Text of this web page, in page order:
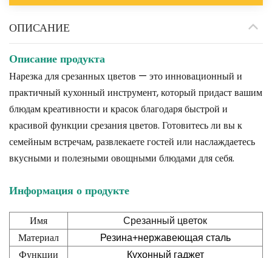
ОПИСАНИЕ
Описание продукта
Нарезка для срезанных цветов — это инновационный и
практичный кухонный инструмент, который придаст вашим
блюдам креативности и красок благодаря быстрой и
красивой функции срезания цветов. Готовитесь ли вы к
семейным встречам, развлекаете гостей или наслаждаетесь
вкусными и полезными овощными блюдами для себя.
Информация о продукте
Имя Срезанный цветок
Материал Резина+нержавеющая сталь
Функции Кухонный гаджет